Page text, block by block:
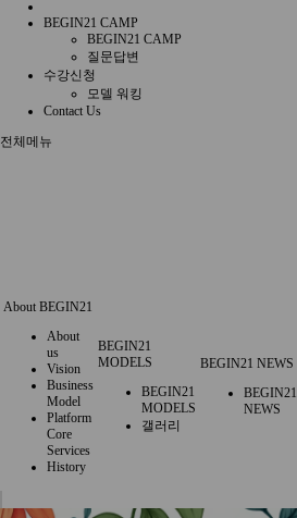
BEGIN21 CAMP
BEGIN21 CAMP
질문답변
수강신청
모델 워킹
Contact Us
전체메뉴
About BEGIN21
About
us
Vision
Business
Model
Platform
Core
Services
History
BEGIN21
MODELS
BEGIN21
MODELS
갤러리
BEGIN21 NEWS
BEGIN21
NEWS